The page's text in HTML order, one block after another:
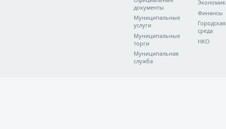
документы
Муниципальные
услуги
Муниципальные
торги
Муниципальная
служба
Финансы
Городская
среда
НКО